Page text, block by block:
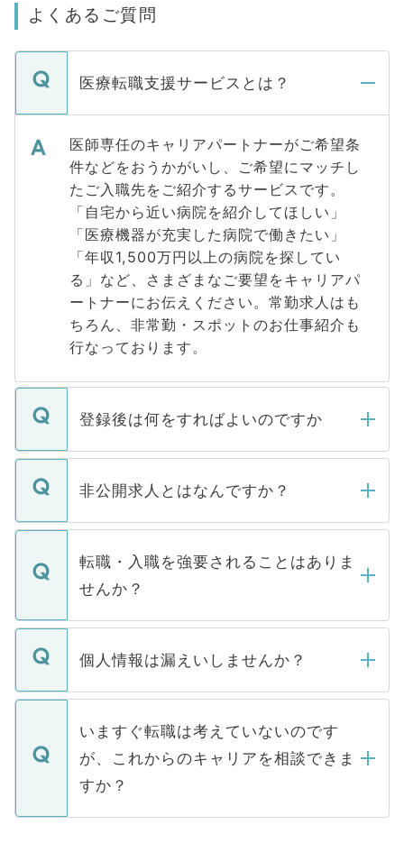
よくあるご質問
医療転職支援サービスとは？
医師専任のキャリアパートナーがご希望条
件などをおうかがいし、ご希望にマッチし
たご入職先をご紹介するサービスです。
「自宅から近い病院を紹介してほしい」
「医療機器が充実した病院で働きたい」
「年収1,500万円以上の病院を探してい
る」など、さまざまなご要望をキャリアパ
ートナーにお伝えください。常勤求人はも
ちろん、非常勤・スポットのお仕事紹介も
行なっております。
登録後は何をすればよいのですか
ご登録いただきましたら、弊社担当者がご
登録内容を確認し、その後メールもしくは
ます。通常、5営業日以内にはご連絡をせて
いただきますので、しばらくお待ちくださ
非公開求人とはなんですか？
マイナビDOCTORで取り扱っている求人の
うち約3割は、Webサイトからご覧いただ
けない「非公開求人」です。非公開求人は
下記の理由によって、一般には公開してい
ません。
■応募殺到を避けるため 人気のある医療機
関を公にしてしまうと、応募が殺到する場
に、医療機関が求める条件に合った人材の
みを人材紹介会社に依頼するケースが増え
ています。
転職・入職を強要されることはありま
せんか？
転職・入職を強要することは一切ありませ
ん。また、仮に応募先から内定をいただい
定を承諾する必要はありません。内定先へ
の辞退の連絡はキャリアパートナーが行い
個人情報は漏えいしませんか？
個人情報が漏えいすることはありませんの
で、ご安心ください。当サイトからの登録
などで収集したご登録者様の個人情報は、
ご本人のキャリアアップおよび転職活動の
支援を目的に使用いたします。お預かりし
ているすべての個人データはご本人の許可
いますぐ転職は考えていないのです
が、これからのキャリアを相談できま
すか？